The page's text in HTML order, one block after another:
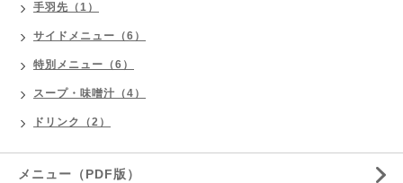
手羽先（1）
サイドメニュー（6）
特別メニュー（6）
スープ・味噌汁（4）
ドリンク（2）
メニュー（PDF版）